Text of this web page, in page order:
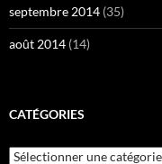
septembre 2014 (35)
août 2014 (14)
CATÉGORIES
Catégories